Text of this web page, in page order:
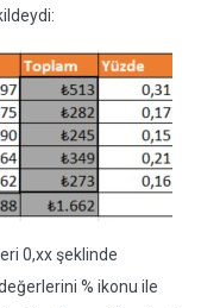
0,xx şeklinde
% ikonu ile